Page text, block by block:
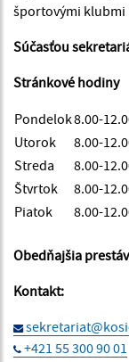
športovými klubmi
Súčasťou
Stránkové hodiny
Pondelok8.00-
Utorok
8.00-
Streda
8.00-
Štvrtok
8.00-
Piatok
8.00-
Obedňajšia
Kontakt:
+421 55 300 90 01